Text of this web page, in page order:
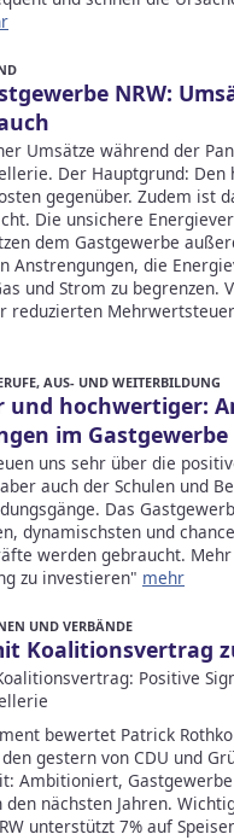
NRW:
Umsätze während der
Der Hauptgrund: Den
gegenüber. Zudem ist
Die unsichere
dem Gastgewerbe
Anstrengungen, die
und Strom zu begrenzen.
reduzierten
AUS- UND WEITERBILDUNG
und hochwertiger:
im Gastgewerbe
uns sehr über die
auch der Schulen und
Das
dynamischsten und
werden gebraucht.
zu investieren" mehr
UND VERBÄNDE
Koalitionsvertrag
Positive
bewertet Patrick
gestern von CDU und
Ambitioniert,
nächsten Jahren.
unterstützt 7% auf